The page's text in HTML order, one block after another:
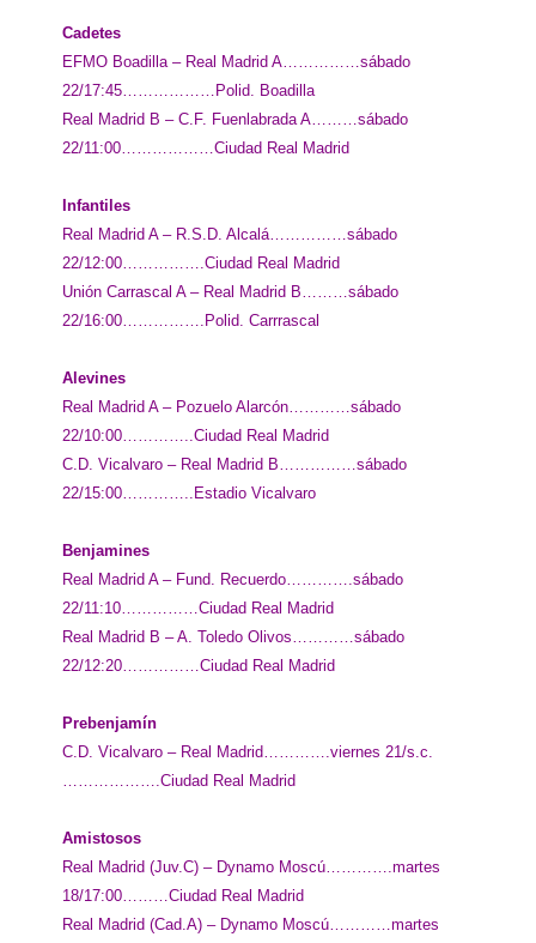
Cadetes
EFMO Boadilla – Real Madrid A……………sábado
22/17:45………………Polid. Boadilla
Real Madrid B – C.F. Fuenlabrada A………sábado
22/11:00………………Ciudad Real Madrid
Infantiles
Real Madrid A – R.S.D. Alcalá……………sábado
22/12:00…………….Ciudad Real Madrid
Unión Carrascal A – Real Madrid B………sábado
22/16:00…………….Polid. Carrrascal
Alevines
Real Madrid A – Pozuelo Alarcón…………sábado
22/10:00…………..Ciudad Real Madrid
C.D. Vicalvaro – Real Madrid B……………sábado
22/15:00…………..Estadio Vicalvaro
Benjamines
Real Madrid A – Fund. Recuerdo………….sábado
22/11:10……………Ciudad Real Madrid
Real Madrid B – A. Toledo Olivos…………sábado
22/12:20……………Ciudad Real Madrid
Prebenjamín
C.D. Vicalvaro – Real Madrid………….viernes 21/s.c.
……………….Ciudad Real Madrid
Amistosos
Real Madrid (Juv.C) – Dynamo Moscú………….martes
18/17:00………Ciudad Real Madrid
Real Madrid (Cad.A) – Dynamo Moscú…………martes